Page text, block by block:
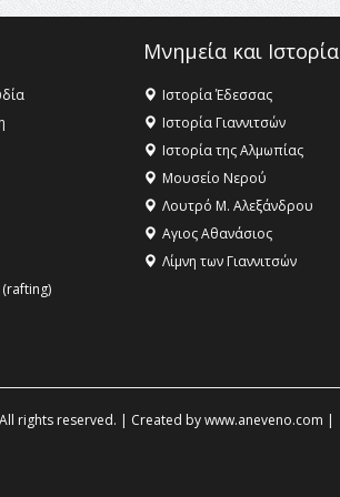
Μνημεία και Ιστορία
Ιστορία Έδεσσας
Ιστορία Γιαννιτσών
Ιστορία της Αλμωπίας
Μουσείο Νερού
Λουτρό Μ. Αλεξάνδρου
Αγιος Αθανάσιος
Λίμνη των Γιαννιτσών
rights reserved. | Created bywww.aneveno.com |